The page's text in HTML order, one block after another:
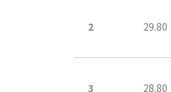
2 29.80
3 28.80